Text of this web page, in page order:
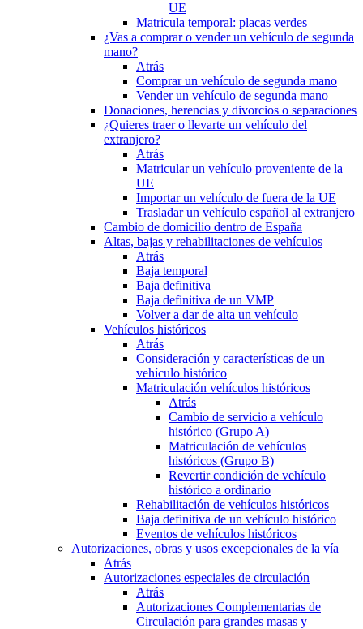
UE
Matricula temporal: placas verdes
¿Vas a comprar o vender un vehículo de segunda
mano?
Atrás
Comprar un vehículo de segunda mano
Vender un vehículo de segunda mano
Donaciones, herencias y divorcios o separaciones
¿Quieres traer o llevarte un vehículo del
extranjero?
Atrás
Matricular un vehículo proveniente de la
UE
Importar un vehículo de fuera de la UE
Trasladar un vehículo español al extranjero
Cambio de domicilio dentro de España
Altas, bajas y rehabilitaciones de vehículos
Atrás
Baja temporal
Baja definitiva
Baja definitiva de un VMP
Volver a dar de alta un vehículo
Vehículos históricos
Atrás
Consideración y características de un
vehículo histórico
Matriculación vehículos históricos
Atrás
Cambio de servicio a vehículo
histórico (Grupo A)
Matriculación de vehículos
históricos (Grupo B)
Revertir condición de vehículo
histórico a ordinario
Rehabilitación de vehículos históricos
Baja definitiva de un vehículo histórico
Eventos de vehículos históricos
Autorizaciones, obras y usos excepcionales de la vía
Atrás
Autorizaciones especiales de circulación
Atrás
Autorizaciones Complementarias de
Circulación para grandes masas y